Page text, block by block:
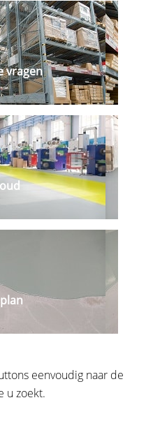
vragen
eenvoudig naar de
u zoekt.